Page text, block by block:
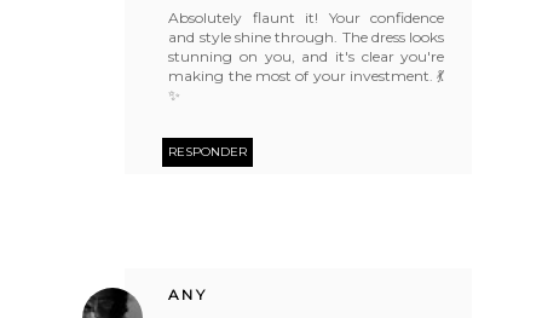
Absolutely flaunt it! Your confidence
and style shine through. The dress looks
stunning on you, and it's clear you're
making the most of your investment. 💃
✨
RESPONDER
ANY